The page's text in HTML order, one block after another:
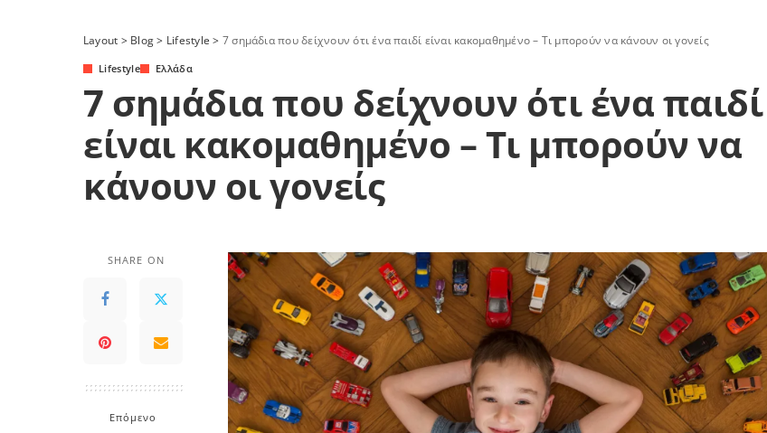
Layout > Blog> Lifestyle > 7 σημάδια που δείχνουν ότι ένα παιδί είναι κακομαθημένο – Τι μπορούν να κάνουν οι γονείς
Lifestyle Ελλάδα
7 σημάδια που δείχνουν ότι ένα παιδί
είναι κακομαθημένο – Τι μπορούν να
κάνουν οι γονείς
SHARE ON
Επόμενο